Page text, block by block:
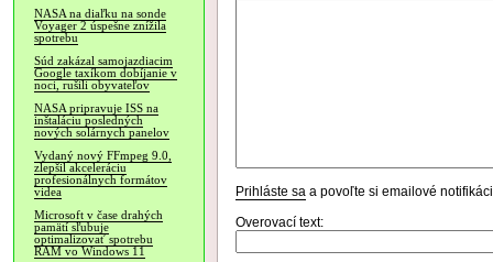
NASA na diaľku na sonde
Voyager 2 úspešne znížila
spotrebu
Súd zakázal samojazdiacim
Google taxíkom dobíjanie v
noci, rušili obyvateľov
NASA pripravuje ISS na
inštaláciu posledných
nových solárnych panelov
Vydaný nový FFmpeg 9.0,
zlepšil akceleráciu
profesionálnych formátov
videa
Microsoft v čase drahých
pamätí sľubuje
optimalizovať spotrebu
RAM vo Windows 11
Prihláste sa a povoľte si emailové
Overovací text: